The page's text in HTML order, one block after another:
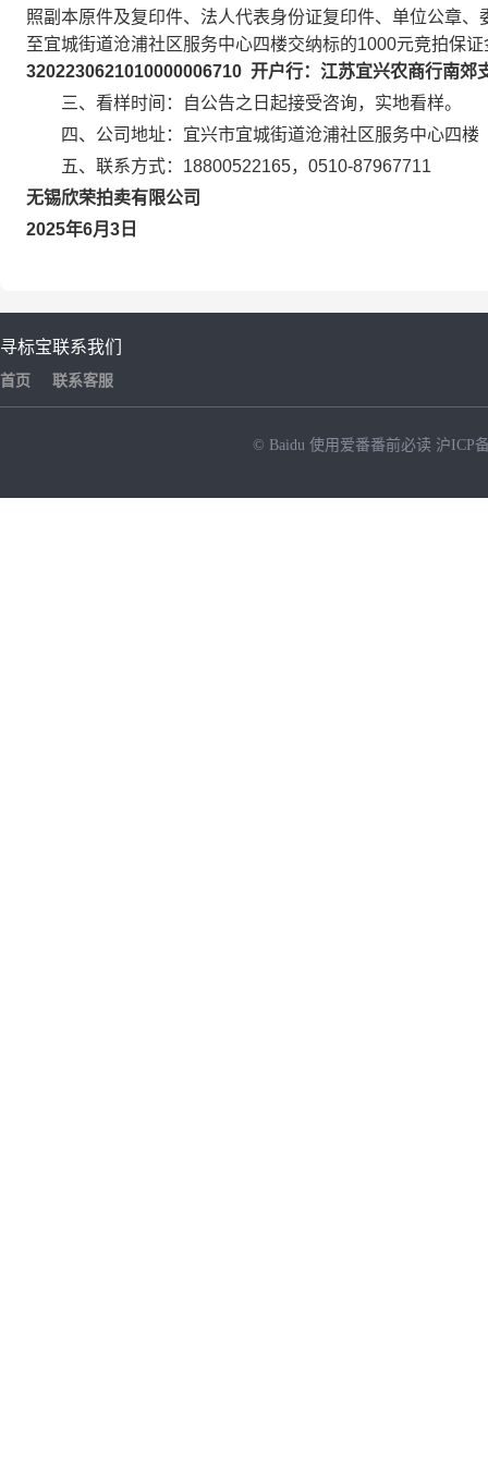
照副本原件及复印件、法人代表身份证复印件、单位公章
至宜城街道沧浦社区服务中心四楼交纳标的1000元竞拍保
3202230621010000006710 开户行：江苏宜兴农商行南郊
三、看样时间：自公告之日起接受咨询，实地看样。
四、公司地址：宜兴市宜城街道沧浦社区服务中心四楼
五、联系方式：18800522165，0510-87967711
无锡欣荣拍卖有限公司
2025年6月3日
寻标宝
首页
联系我们
联系客服
© Baidu 使用爱番番前必读 沪ICP